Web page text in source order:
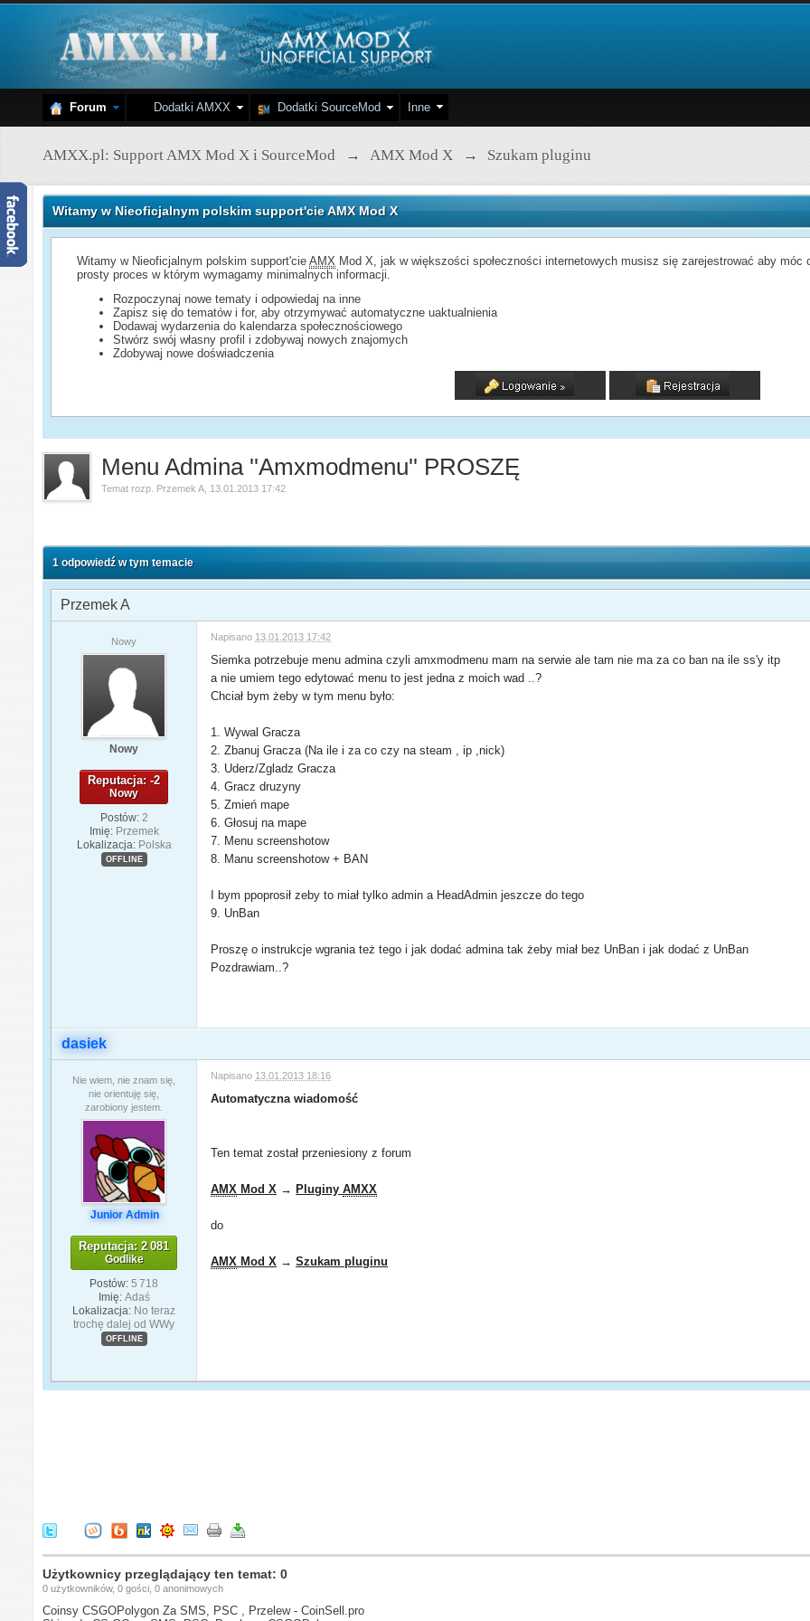
Forum Dodatki AMXX Dodatki SourceMod Inne
AMXX.pl: Support AMX Mod X i SourceMod → AMX Mod X → Szukam pluginu
Witamy w Nieoficjalnym polskim support'cie AMX Mod X
Witamy w Nieoficjalnym polskim support'cieAMX Mod X, jak w większości społeczności internetowych musisz się zarejestrować aby
prosty proces w którym wymagamy minimalnych informacji.
Rozpoczynaj nowe tematy i odpowiedaj na inne
Zapisz się do tematów i for, aby otrzymywać automatyczne uaktualnienia
Dodawaj wydarzenia do kalendarza społecznościowego
Stwórz swój własny profil i zdobywaj nowych znajomych
Zdobywaj nowe doświadczenia
Menu Admina ''Amxmodmenu'' PROSZĘ
Temat rozp. Przemek A 13.01.2013 17:42
1 odpowiedź w tym temacie
Przemek A
Nowy
Nowy
Reputacja: -2
Nowy
Postów: 2
Imię: Przemek
Lokalizacja: Polska
OFFLINE
Napisano 13.01.2013 17:42
Siemka potrzebuje menu admina czyli amxmodmenu mam na serwie ale tam nie ma za co ban na ile ss'y itp
a nie umiem tego edytować menu to jest jedna z moich wad ..?
Chciał bym żeby w tym menu było:
1. Wywal Gracza
2. Zbanuj Gracza (Na ile i za co czy na steam , ip ,nick)
3. Uderz/Zgladz Gracza
4. Gracz druzyny
5. Zmień mape
6. Głosuj na mape
7. Menu screenshotow
8. Manu screenshotow + BAN
I bym ppoprosił zeby to miał tylko admin a HeadAdmin jeszcze do tego
9. UnBan
Proszę o instrukcje wgrania też tego i jak dodać admina tak żeby miał bez UnBan i jak dodać z UnBan
Pozdrawiam..?
dasiek
Nie wiem, nie znam się,
nie orientuję się,
zarobiony jestem.
Junior Admin
Reputacja: 2 081
Godlike
Postów: 5 718
Imię: Adaś
Lokalizacja: No teraz
trochę dalej od WWy
OFFLINE
Napisano 13.01.2013 18:16
Automatyczna wiadomość
Ten temat został przeniesiony z forum
AMX Mod X →PluginyAMXX
do
AMX Mod X →Szukam pluginu
Użytkownicy przeglądający ten temat: 0
0 użytkowników, 0 gości, 0 anonimowych
Coinsy CSGOPolygon Za SMS, PSC , Przelew - CoinSell.pro